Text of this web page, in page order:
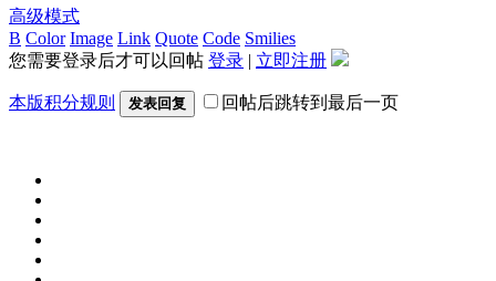
高级模式
B Color Image Link Quote Code Smilies
您需要登录后才可以回帖 登录 | 立即注册
本版积分规则 发表回复 回帖后跳转到最后一页